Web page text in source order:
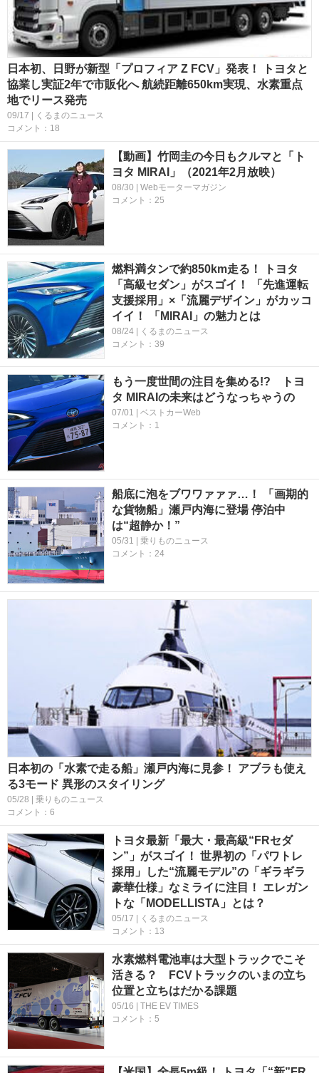
日本初、日野が新型「プロフィア Z FCV」発表！ トヨタと
協業し実証2年で市販化へ 航続距離650km実現、水素重点
地でリース発売
09/17 | くるまのニュース
コメント：18
【動画】竹岡圭の今日もクルマと「ト
ヨタ MIRAI」（2021年2月放映）
08/30 | Webモーターマガジン
コメント：25
燃料満タンで約850km走る！ トヨタ
「高級セダン」がスゴイ！ 「先進運転
支援採用」×「流麗デザイン」がカッコ
イイ！ 「MIRAI」の魅力とは
08/24 | くるまのニュース
コメント：39
もう一度世間の注目を集める!? トヨ
タ MIRAIの未来はどうなっちゃうの
07/01 | ベストカーWeb
コメント：1
船底に泡をブワワァァァ…！ 「画期的
な貨物船」瀬戸内海に登場 停泊中
は“超静か！”
05/31 | 乗りものニュース
コメント：24
日本初の「水素で走る船」瀬戸内海に見参！ アブラも使え
る3モード 異形のスタイリング
05/28 | 乗りものニュース
コメント：6
トヨタ最新「最大・最高級“FRセダ
ン”」がスゴイ！ 世界初の「パワトレ
採用」した“流麗モデル”の「ギラギラ
豪華仕様」なミライに注目！ エレガン
トな「MODELLISTA」とは？
05/17 | くるまのニュース
コメント：13
水素燃料電池車は大型トラックでこそ
活きる？ FCVトラックのいまの立ち
位置と立ちはだかる課題
05/16 | THE EV TIMES
コメント：5